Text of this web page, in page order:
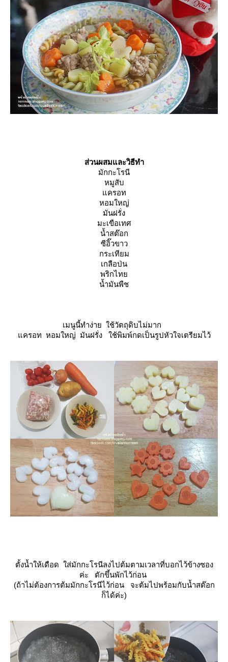
ส่วนผสมและวิธีทำ
มักกะโรนี
หมูสับ
ครอท
หอมใหญ่
มันฝรั่ง
มะเขือเทศ
น้ำสต๊อก
ซีอิ๊วขาว
กระเทียม
เกลือป่น
พริกไท
น้ำมันพืช
เมนูนี้ทำง่าย ใช้วัตถุดิบไม่มาก
ครอท หอมใหญ่ มันฝรั่ง ใช้พิมพ์กดเป็นรูปหัวใจเตรียมไว้
ตั้งน้ำให้เดือด ใส่มักกะโรนีลงไปต้มตามเวลาที่บอกไว้ข้างซอง
ค่ะ ตักขึ้นพักไว้ก่อน
(ถ้าไม่ต้องการต้มมักกะโรนีไว้ก่อน จะต้มไปพร้อมกับน้ำสต๊อก
ก็ได้ค่ะ)